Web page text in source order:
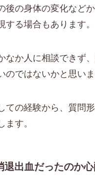
後の身体の変化など
する場合もあります。
なか人に相談できず
のではないかと思いま
ての経験から、質問
す。
退出血だったのか心